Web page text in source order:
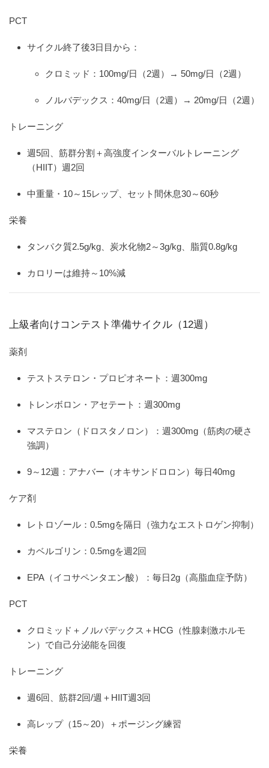
PCT
サイクル終了後3日目から：
クロミッド：100mg/日（2週）→ 50mg/日（2週）
ノルバデックス：40mg/日（2週）→ 20mg/日（2週）
トレーニング
週5回、筋群分割＋高強度インターバルトレーニング
（HIIT）週2回
中重量・10～15レップ、セット間休息30～60秒
栄養
タンパク質2.5g/kg、炭水化物2～3g/kg、脂質0.8g/kg
カロリーは維持～10%減
上級者向けコンテスト準備サイクル（12週）
薬剤
テストステロン・プロピオネート：週300mg
トレンボロン・アセテート：週300mg
マステロン（ドロスタノロン）：週300mg（筋肉の硬さ
強調）
9～12週：アナバー（オキサンドロロン）毎日40mg
ケア剤
レトロゾール：0.5mgを隔日（強力なエストロゲン抑制）
カベルゴリン：0.5mgを週2回
EPA（イコサペンタエン酸）：毎日2g（高脂血症予防）
PCT
クロミッド＋ノルバデックス＋HCG（性腺刺激ホルモ
ン）で自己分泌能を回復
トレーニング
週6回、筋群2回/週＋HIIT週3回
高レップ（15～20）＋ポージング練習
栄養